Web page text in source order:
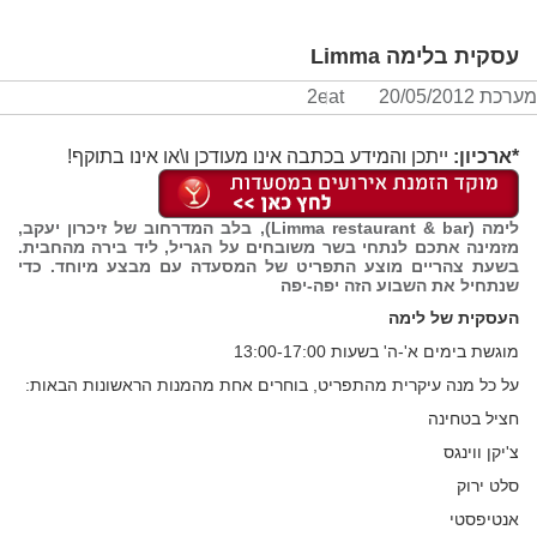
עסקית בלימה Limma
מערכת 2eat 20/05/2012
*ארכיון: ייתכן והמידע בכתבה אינו מעודכן ו\או אינו בתוקף!
לימה (Limma restaurant & bar), בלב המדרחוב של זיכרון יעקב,
מזמינה אתכם לנתחי בשר משובחים על הגריל, ליד בירה מהחבית.
בשעת צהריים מוצע התפריט של המסעדה עם מבצע מיוחד. כדי
שנתחיל את השבוע הזה יפה-יפה
העסקית של לימה
מוגשת בימים א'-ה' בשעות 13:00-17:00
על כל מנה עיקרית מהתפריט, בוחרים אחת מהמנות הראשונות הבאות:
חציל בטחינה
צ'יקן ווינגס
סלט ירוק
אנטיפסטי